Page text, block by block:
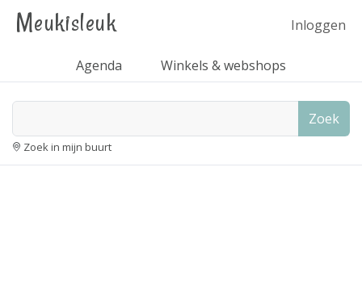
Meukisleuk Inloggen
Agenda Winkels & webshops
Zoek
Zoek in mijn buurt